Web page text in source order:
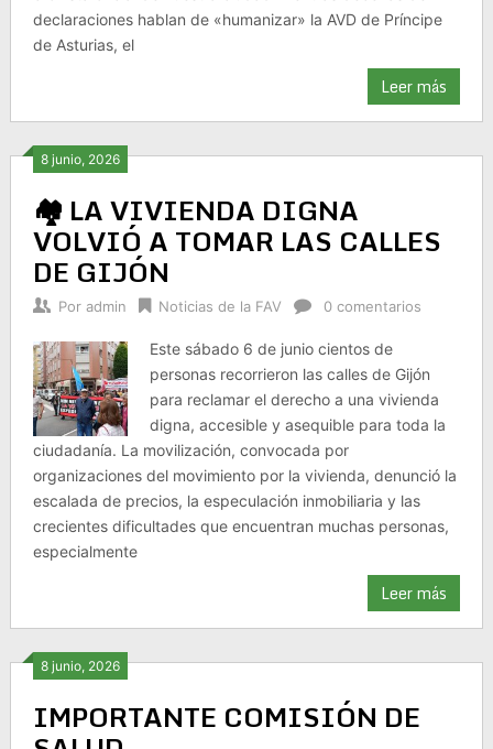
declaraciones hablan de «humanizar» la AVD de Príncipe
de Asturias, el
Leer más
8 junio, 2026
🏘️ LA VIVIENDA DIGNA
VOLVIÓ A TOMAR LAS CALLES
DE GIJÓN
Por admin Noticias de la FAV 0 comentarios
Este sábado 6 de junio cientos de
personas recorrieron las calles de Gijón
para reclamar el derecho a una vivienda
digna, accesible y asequible para toda la
ciudadanía. La movilización, convocada por
organizaciones del movimiento por la vivienda, denunció la
escalada de precios, la especulación inmobiliaria y las
crecientes dificultades que encuentran muchas personas,
especialmente
Leer más
8 junio, 2026
IMPORTANTE COMISIÓN DE